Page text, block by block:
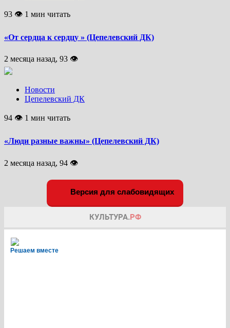
93 👁 1 мин читать
«От сердца к сердцу » (Цепелевский ДК)
2 месяца назад, 93 👁
Новости
Цепелевский ДК
94 👁 1 мин читать
«Люди разные важны» (Цепелевский ДК)
2 месяца назад, 94 👁
Версия для слабовидящих
Решаем вместе